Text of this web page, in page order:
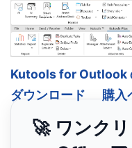
Kutools for Outlook
ダウンロード
購入
🚀 ワンク